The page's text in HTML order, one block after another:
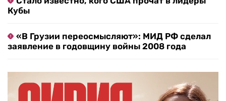
Кубы
«В Грузии переосмысляют»: МИД РФ сделал
заявление в годовщину войны 2008 года